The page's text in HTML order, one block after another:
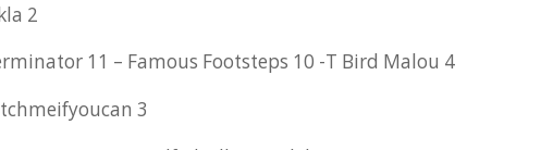
2
11 – Famous Footsteps 10 -T Bird Malou 4
3